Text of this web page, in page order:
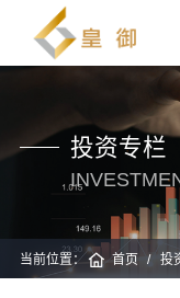
投资专栏
当前位置： 首页 投